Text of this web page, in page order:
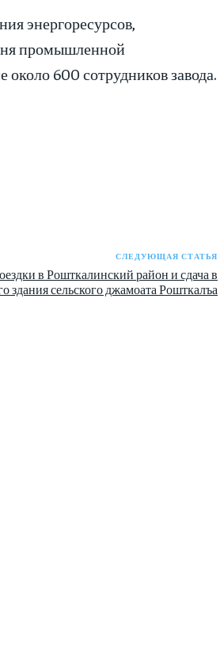
энергоресурсов,
промышленной
600 сотрудников завода.
СЛЕДУЮЩАЯ СТАТЬЯ
в Рошткалинский район и сдача в
здания сельского джамоата Рошткалъа